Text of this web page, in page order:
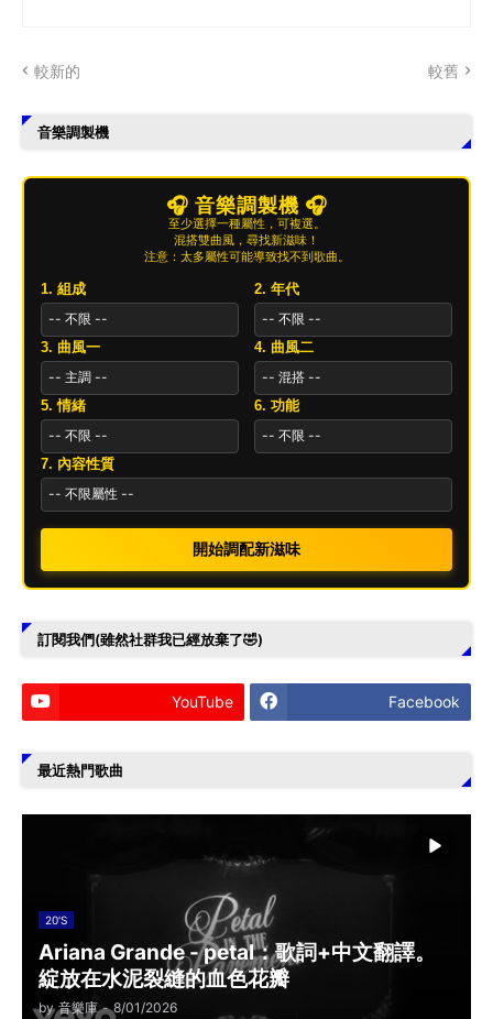
較新的 較舊
音樂調製機
🎧 音樂調製機 🎧
至少選擇一種屬性，可複選。
混搭雙曲風，尋找新滋味！
注意：太多屬性可能導致找不到歌曲。
1. 組成 2. 年代
3. 曲風一 4. 曲風二
5. 情緒 6. 功能
7. 內容性質
開始調配新滋味
訂閱我們(雖然社群我已經放棄了🤣)
YouTube Facebook
最近熱門歌曲
20'S
Ariana Grande - petal：歌詞+中文翻譯。
綻放在水泥裂縫的血色花瓣
by 音樂庫 - 8/01/2026